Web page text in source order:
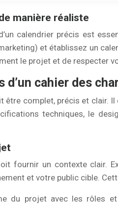
manière réaliste
calendrier précis est
et établissez un
le projet et de respecter
cahier des
complet, précis et clair.
techniques, le
fournir un contexte clair.
et votre public cible.
du projet avec les rôles